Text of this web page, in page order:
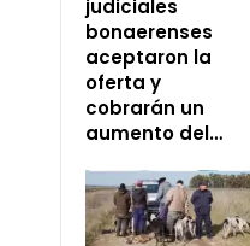
judiciales
bonaerenses
aceptaron la
oferta y
cobrarán un
aumento del…